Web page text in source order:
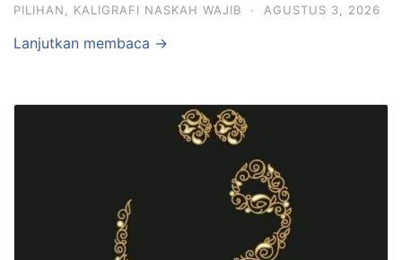
PILIHAN
KALIGRAFI NASKAH WAJIB · AGUSTUS 3, 2026
Lanjutkan membaca →